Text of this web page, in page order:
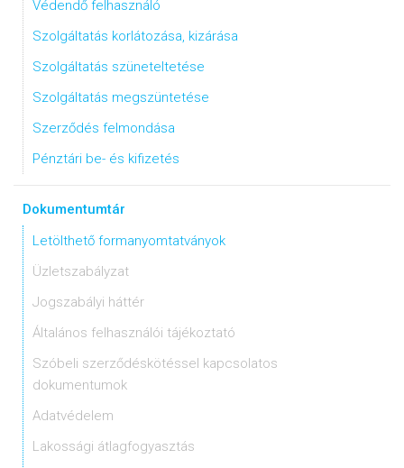
Védendő felhasználó
Szolgáltatás korlátozása, kizárása
Szolgáltatás szüneteltetése
Szolgáltatás megszüntetése
Szerződés felmondása
Pénztári be- és kifizetés
Dokumentumtár
Letölthető formanyomtatványok
Üzletszabályzat
Jogszabályi háttér
Általános felhasználói tájékoztató
Szóbeli szerződéskötéssel kapcsolatos
dokumentumok
Adatvédelem
Lakossági átlagfogyasztás